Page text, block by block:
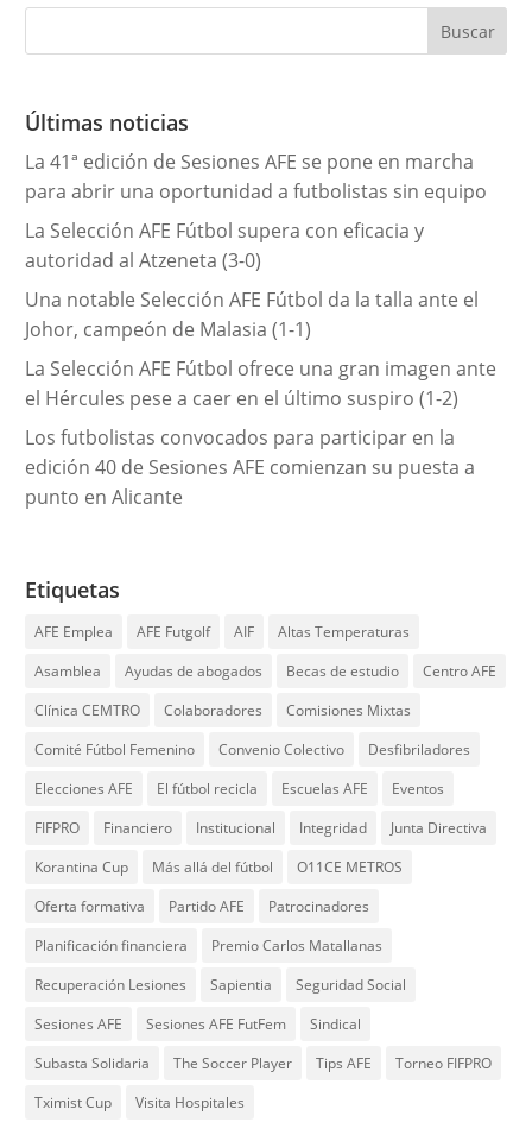
g
r
a
s
Últimas noticias
La 41ª edición de Sesiones AFE se pone en marcha
para abrir una oportunidad a futbolistas sin equipo
La Selección AFE Fútbol supera con eficacia y
autoridad al Atzeneta (3-0)
Una notable Selección AFE Fútbol da la talla ante el
Johor, campeón de Malasia (1-1)
La Selección AFE Fútbol ofrece una gran imagen ante
el Hércules pese a caer en el último suspiro (1-2)
Los futbolistas convocados para participar en la
edición 40 de Sesiones AFE comienzan su puesta a
punto en Alicante
Etiquetas
AFE Emplea AFE Futgolf AIF
Altas Temperaturas
Asamblea
Ayudas de abogados Becas de estudio
Centro AFE
Clínica CEMTRO
Colaboradores
Comisiones Mixtas
Comité Fútbol Femenino
Convenio Colectivo
Desfibriladores
Elecciones AFE
El fútbol recicla Escuelas AFE
Eventos
FIFPRO
Financiero Institucional Integridad
Junta Directiva
Korantina Cup
Más allá del fútbol
O11CE METROS
Oferta formativa
Partido AFE
Patrocinadores
Planificación financiera
Premio Carlos Matallanas
Recuperación Lesiones
Sapientia
Seguridad Social
Sesiones AFE
Sesiones AFE FutFem
Sindical
Subasta Solidaria
The Soccer Player Tips AFE
Torneo FIFPRO
Tximist Cup
Visita Hospitales